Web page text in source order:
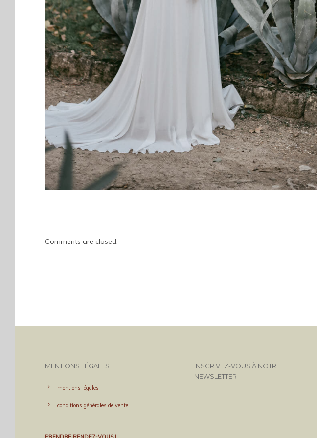
Comments are closed.
MENTIONS LÉGALES
mentions légales
conditions générales de vente
PRENDRE RENDEZ-VOUS !
INSCRIVEZ-VOUS À NOTRE
NEWSLETTER